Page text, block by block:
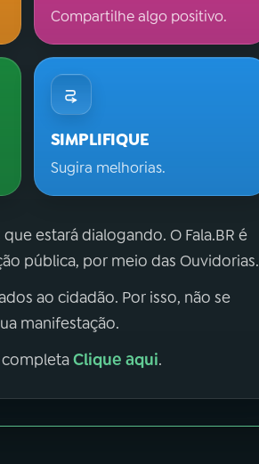
Compartilhe algo positivo.
SIMPLIFIQUE
Sugira melhorias.
estará dialogando. O Fala.BR é
pública, por meio das Ouvidorias.
ao cidadão. Por isso, não se
manifestação.
completaClique aqui.